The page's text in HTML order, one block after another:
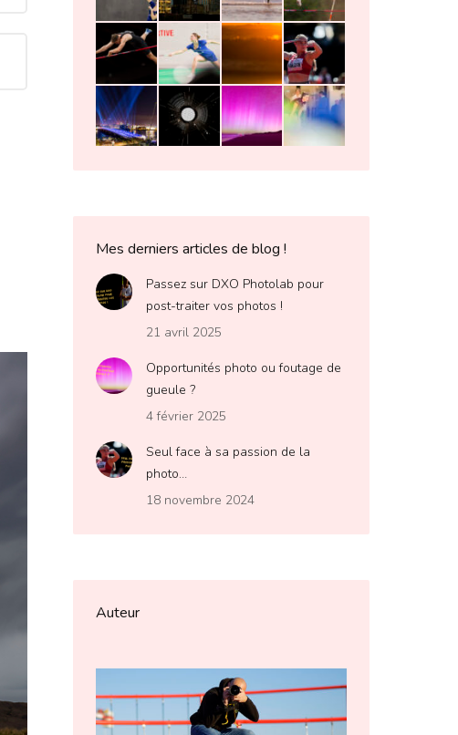
Mes derniers articles de blog !
Passez sur DXO Photolab pour
post-traiter vos photos !
21 avril 2025
Opportunités photo ou foutage de
gueule ?
4 février 2025
Seul face à sa passion de la
photo…
18 novembre 2024
Auteur